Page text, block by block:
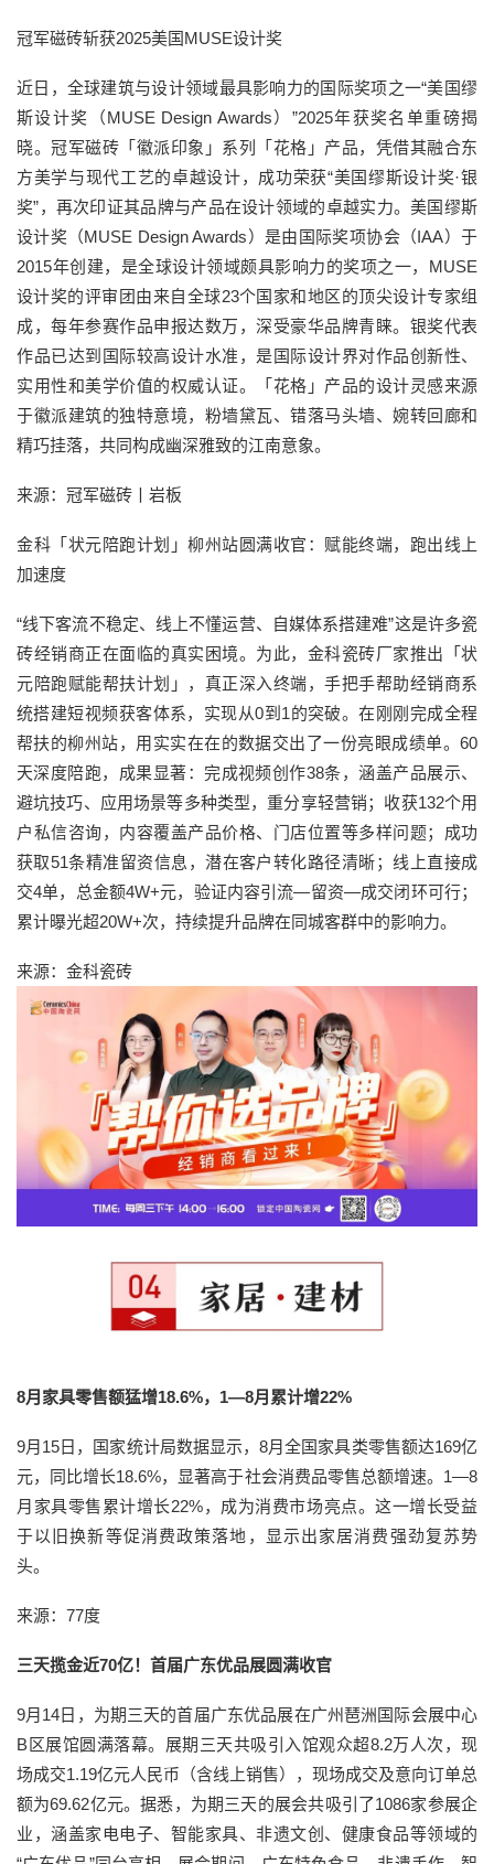
冠军磁砖斩获2025美国MUSE设计奖
近日，全球建筑与设计领域最具影响力的国际奖项之一“美国缪
斯设计奖（MUSE Design Awards）”2025年获奖名单重磅揭
晓。冠军磁砖「徽派印象」系列「花格」产品，凭借其融合东
方美学与现代工艺的卓越设计，成功荣获“美国缪斯设计奖·银
奖”，再次印证其品牌与产品在设计领域的卓越实力。美国缪斯
设计奖（MUSE Design Awards）是由国际奖项协会（IAA）于
2015年创建，是全球设计领域颇具影响力的奖项之一，MUSE
设计奖的评审团由来自全球23个国家和地区的顶尖设计专家组
成，每年参赛作品申报达数万，深受豪华品牌青睐。银奖代表
作品已达到国际较高设计水准，是国际设计界对作品创新性、
实用性和美学价值的权威认证。「花格」产品的设计灵感来源
于徽派建筑的独特意境，粉墙黛瓦、错落马头墙、婉转回廊和
精巧挂落，共同构成幽深雅致的江南意象。
来源：冠军磁砖丨岩板
金科「状元陪跑计划」柳州站圆满收官：赋能终端，跑出线上
加速度
“线下客流不稳定、线上不懂运营、自媒体系搭建难”这是许多瓷
砖经销商正在面临的真实困境。为此，金科瓷砖厂家推出「状
元陪跑赋能帮扶计划」，真正深入终端，手把手帮助经销商系
统搭建短视频获客体系，实现从0到1的突破。在刚刚完成全程
帮扶的柳州站，用实实在在的数据交出了一份亮眼成绩单。60
天深度陪跑，成果显著：完成视频创作38条，涵盖产品展示、
避坑技巧、应用场景等多种类型，重分享轻营销；收获132个用
户私信咨询，内容覆盖产品价格、门店位置等多样问题；成功
获取51条精准留资信息，潜在客户转化路径清晰；线上直接成
交4单，总金额4W+元，验证内容引流—留资—成交闭环可行；
累计曝光超20W+次，持续提升品牌在同城客群中的影响力。
来源：金科瓷砖
8月家具零售额猛增18.6%，1—8月累计增22%
9月15日，国家统计局数据显示，8月全国家具类零售额达169亿
元，同比增长18.6%，显著高于社会消费品零售总额增速。1—8
月家具零售累计增长22%，成为消费市场亮点。这一增长受益
于以旧换新等促消费政策落地，显示出家居消费强劲复苏势
头。
来源：77度
三天揽金近70亿！首届广东优品展圆满收官
9月14日，为期三天的首届广东优品展在广州琶洲国际会展中心
B区展馆圆满落幕。展期三天共吸引入馆观众超8.2万人次，现
场成交1.19亿元人民币（含线上销售），现场成交及意向订单总
额为69.62亿元。据悉，为期三天的展会共吸引了1086家参展企
业，涵盖家电电子、智能家具、非遗文创、健康食品等领域的